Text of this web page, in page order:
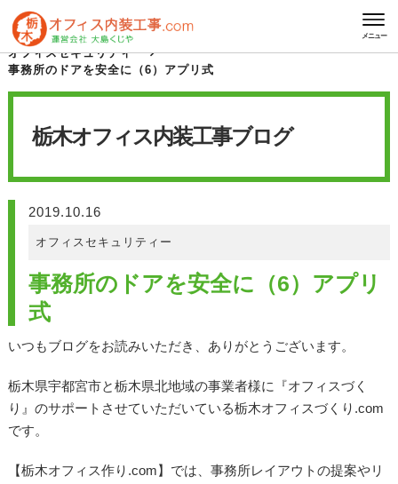
メニュー
HOME
栃木オフィス内装工事 ブログ
オフィスセキュリティー
事務所のドアを安全に（6）アプリ式
栃木オフィス内装工事ブログ
2019.10.16
オフィスセキュリティー
事務所のドアを安全に（6）アプリ
式
いつもブログをお読みいただき、ありがとうございます。
栃木県宇都宮市と栃木県北地域の事業者様に『オフィスづく
り』のサポートさせていただいている栃木オフィスづくり.com
です。
【栃木オフィス作り.com】では、事務所レイアウトの提案やリ